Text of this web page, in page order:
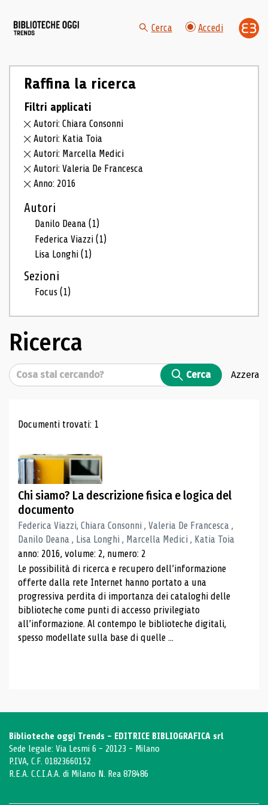
Cerca Accedi
Raffina la ricerca
Filtri applicati
Autori: Chiara Consonni
Autori: Katia Toia
Autori: Marcella Medici
Autori: Valeria De Francesca
Anno: 2016
Autori
Danilo Deana(1)
Federica Viazzi(1)
Lisa Longhi(1)
Sezioni
Focus(1)
Ricerca
Cerca Cerca Azzera
Risultati di ricerca
Documenti trovati: 1
Chi siamo? La descrizione fisica e logica del
documento
Federica Viazzi, Chiara Consonni , Valeria De Francesca ,
Danilo Deana , Lisa Longhi , Marcella Medici , Katia Toia
anno: 2016, volume: 2, numero: 2
Le possibilità di ricerca e recupero dell’informazione
offerte dalla rete Internet hanno portato a una
progressiva perdita di importanza dei cataloghi delle
biblioteche come punti di accesso privilegiato
all’informazione. Al contempo le biblioteche digitali,
spesso modellate sulla base di quelle ...
Biblioteche oggi Trends - EDITRICE BIBLIOGRAFICA srl
Sede legale: Via Lesmi 6 - 20123 - Milano
P.IVA, C.F. 01823660152
R.E.A. C.C.I.A.A. di Milano N. Rea 878486